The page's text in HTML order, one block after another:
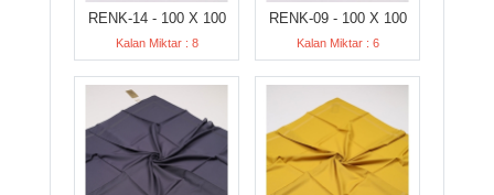
RENK-14 - 100 X 100
Kalan Miktar : 8
RENK-09 - 100 X 100
Kalan Miktar : 6